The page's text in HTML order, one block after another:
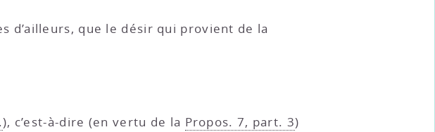
d’ailleurs, que le désir qui provient de la
), c’est-à-dire (en vertu de la Propos. 7, part. 3)